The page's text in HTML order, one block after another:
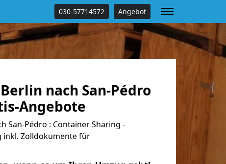
030-57714572 Angebot
nach San-Pédro
Angebote
San-Pédro : Container Sharing -
inkl. Zolldokumente für